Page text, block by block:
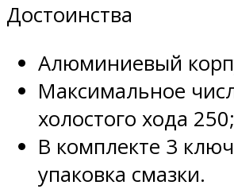
Достоинства
Алюминиевый
Максимальное
холостого хода 250;
В комплекте 3
упаковка смазки.